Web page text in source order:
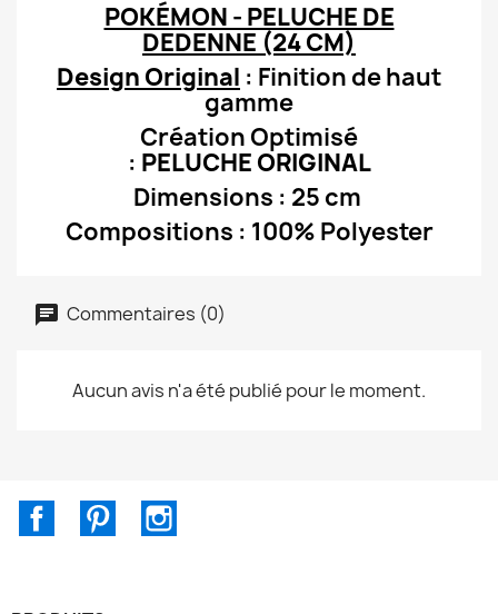
POKÉMON - PELUCHE DE
DEDENNE (24 CM)
Design Original : Finition de haut
gamme
Création Optimisé
: PELUCHE ORIGINAL
Dimensions : 25 cm
Compositions : 100% Polyester
Commentaires (0)
Aucun avis n'a été publié pour le moment.
FacebookPinterest